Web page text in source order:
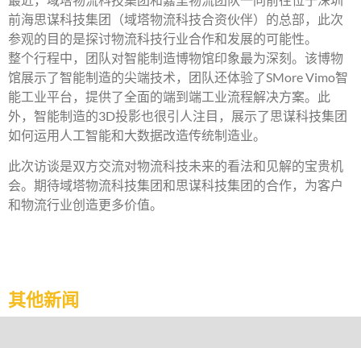
前海思谋科技集团（域塔物流科技合资伙伴）的总部，此次
参观的目的是探讨物流科技行业合作和发展的可能性。
整个行程中，团队对智能制造博物馆印象最为深刻。该博物
馆展示了智能制造的尖端技术，团队还体验了SMore Vimo智
能工业平台，提供了全面的端到端工业流程解决方案。此
外，智能制造的3D投影也很引人注目，展示了思谋科技集团
如何运用人工智能和大数据改造传统制造业。
此次访谈是双方交流对物流科技未来的看法和见解的宝贵机
会。期待域塔物流科技集团和思谋科技集团的合作，为客户
和物流行业创造更多价值。
其他新闻